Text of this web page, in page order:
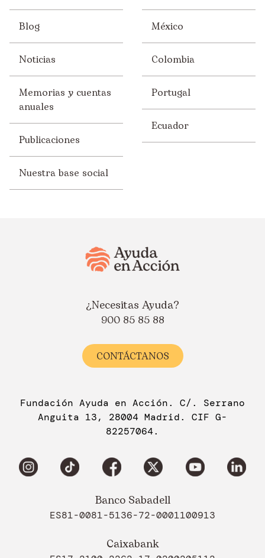
Blog
Noticias
Memorias y cuentas
anuales
Publicaciones
Nuestra base social
México
Colombia
Portugal
Ecuador
¿Necesitas Ayuda?
900 85 85 88
CONTÁCTANOS
Fundación Ayuda en Acción. C/. Serrano
Anguita 13, 28004 Madrid. CIF G-
82257064.
Banco Sabadell
ES81-0081-5136-72-0001100913
Caixabank